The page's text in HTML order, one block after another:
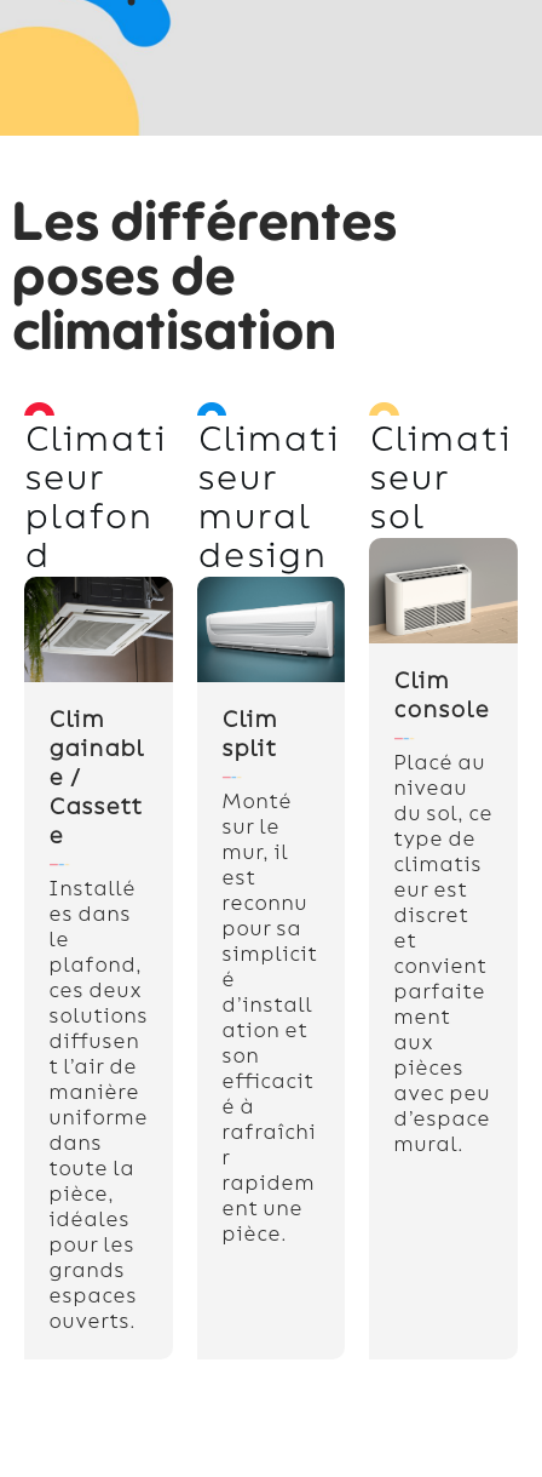
Les différentes
poses de
climatisation
Climati
seur
plafon
d
Clim
gainabl
e /
Cassett
e
Installé
es dans
le
plafond,
ces deux
solutions
diffusen
t l’air de
manière
uniforme
dans
toute la
pièce,
idéales
pour les
grands
espaces
ouverts.
Climati
seur
mural
design
Clim
split
Monté
sur le
mur, il
est
reconnu
pour sa
simplicit
é
d’install
ation et
son
efficacit
é à
rafraîchi
r
rapidem
ent une
pièce.
Climati
seur
sol
Clim
console
Placé au
niveau
du sol, ce
type de
climatis
eur est
discret
et
convient
parfaite
ment
aux
pièces
avec peu
d’espace
mural.